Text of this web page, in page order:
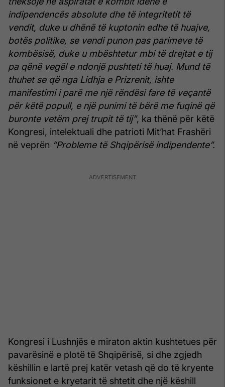
indipendencës absolute dhe të integritetit të
vendit, duke u dhënë të kuptonin edhe të huajve,
botës politike, se vendi punon pas parimeve të
kombësisë, duke u mbështetur mbi të drejtat e tij
pa qënë vegël e ndonjë pushteti të huaj. Mund të
thuhet se që nga Lidhja e Prizrenit, ishte
manifestimi i parë me një rëndësi fare të veçantë
për këtë popull, e një punimi të bërë me fuqinë që
buronte vetëm prej trupit të tij”, ka thënë për këtë
Kongresi, intelektuali dhe patrioti Mit’hat Frashëri
në veprën “Probleme të Shqipërisë indipendente”.
Kongresi i Lushnjës e miraton aktin kushtetues për
pavarësinë e plotë të Shqipërisë, si dhe zgjedh
këshillin e lartë prej katër vetash që do të kryente
funksionet e kryetarit të shtetit dhe një këshill